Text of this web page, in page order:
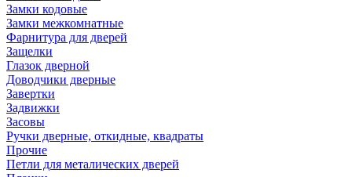
Замки кодовые
Замки межкомнатные
Фарнитура для дверей
Защелки
Глазок дверной
Доводчики дверные
Завертки
Задвижки
Засовы
Ручки дверные, откидные, квадраты
Прочие
Петли для металических дверей